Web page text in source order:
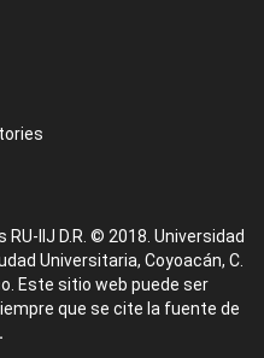
IIJ D.R. © 2018. Universidad
Universitaria, Coyoacán, C.
Este sitio web puede ser
que se cite la fuente de